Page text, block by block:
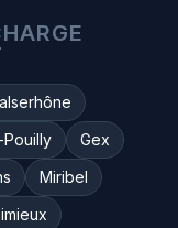
Pouilly
Gex
Miribel